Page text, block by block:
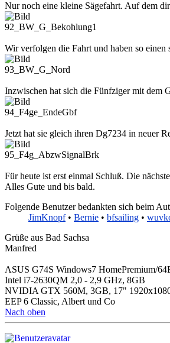
Nur noch eine kleine Sägefahrt. Auf dem
92_BW_G_Bekohlung1
Wir verfolgen die Fahrt und haben so
93_BW_G_Nord
Inzwischen hat sich die Fünfziger mit dem
94_F4ge_EndeGbf
Jetzt hat sie gleich ihren Dg7234 in neuer
95_F4g_AbzwSignalBrk
Für heute ist erst einmal Schluß. Die
Alles Gute und bis bald.
Folgende Benutzer bedankten sich beim
JimKnopf• Bernie • bfsailing •
Grüße aus Bad Sachsa
Manfred
ASUS G74S Windows7 HomePremium/
Intel i7-2630QM 2,0 - 2,9 GHz, 8GB
NVIDIA GTX 560M, 3GB, 17"
EEP 6 Classic, Albert und Co
Nach oben